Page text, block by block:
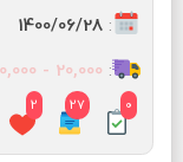
:
1400/06/28
: 20,000 - 50,000 تومان
0
27
2